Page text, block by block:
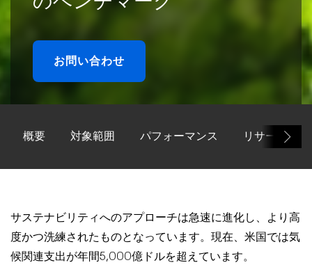
お問い合わせ
概要 対象範囲 パフォーマンス リサーチ＆
サステナビリティへのアプローチは急速に進化し、より高
度かつ洗練されたものとなっています。現在、米国では気
候関連支出が年間5,000億ドルを超えています。